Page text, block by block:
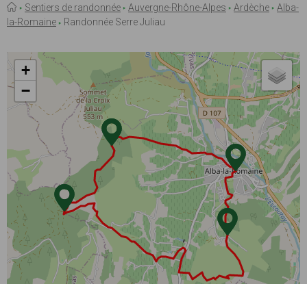
Fil
d'Ariane
Sentiers de randonnée Auvergne-Rhône-Alpes Ardèche
Alba-
la-Romaine
Randonnée Serre Juliau
+
−